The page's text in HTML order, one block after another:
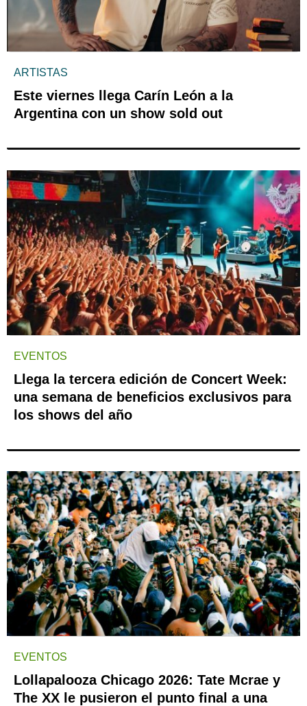
ARTISTAS
Este viernes llega Carín León a la
Argentina con un show sold out
EVENTOS
Llega la tercera edición de Concert Week:
una semana de beneficios exclusivos para
los shows del año
EVENTOS
Lollapalooza Chicago 2026: Tate Mcrae y
The XX le pusieron el punto final a una